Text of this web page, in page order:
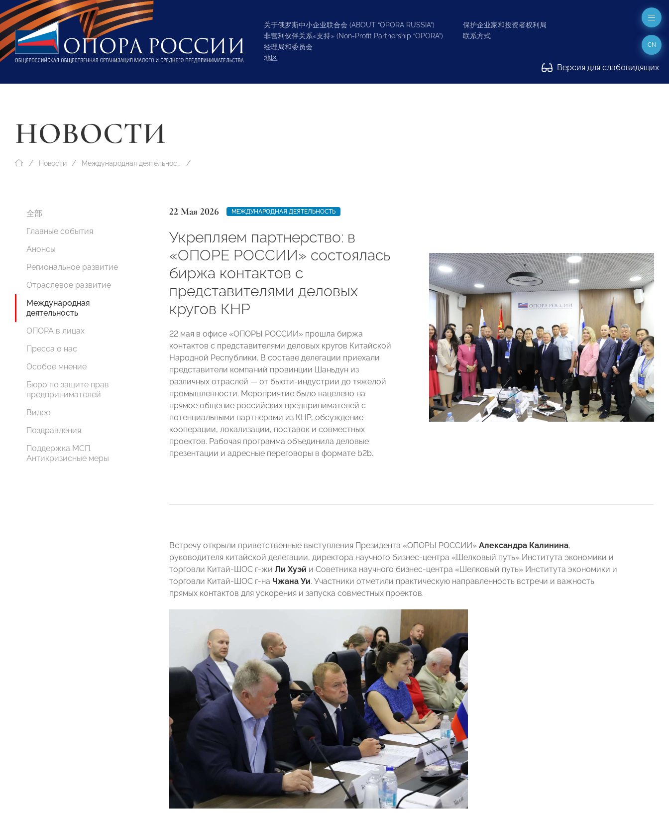
关于俄罗斯中小企业联合会 (ABOUT “OPORA RUSSIA”)
非营利伙伴关系«支持» (Non-Profit Partnership “OPORA”)
经理局和委员会
地区
保护企业家和投资者权利局
联系方式
Версия для слабовидящих
CN
НОВОСТИ
Новости Международная деятельность
全部
Главные события
Анонсы
Региональное развитие
Отраслевое развитие
Международная
деятельность
ОПОРА в лицах
Пресса о нас
Особое мнение
Бюро по защите прав
предпринимателей
Видео
Поздравления
Поддержка МСП.
Антикризисные меры
22 Мая 2026 МЕЖДУНАРОДНАЯ ДЕЯТЕЛЬНОСТЬ
Укрепляем партнерство: в
«ОПОРЕ РОССИИ» состоялась
биржа контактов с
представителями деловых
кругов КНР
22 мая в офисе «ОПОРЫ РОССИИ» прошла биржа
контактов с представителями деловых кругов Китайской
Народной Республики. В составе делегации приехали
представители компаний провинции Шаньдун из
различных отраслей — от бьюти-индустрии до тяжелой
промышленности. Мероприятие было нацелено на
прямое общение российских предпринимателей с
потенциальными партнерами из КНР, обсуждение
кооперации, локализации, поставок и совместных
проектов. Рабочая программа объединила деловые
презентации и адресные переговоры в формате b2b.
Встречу открыли приветственные выступления Президента «ОПОРЫ РОССИИ» Александра Калинина,
руководителя китайской делегации, директора научного бизнес-центра «Шелковый путь» Института экономики и
торговли Китай-ШОС г-жи Ли Хуэй и Советника научного бизнес-центра «Шелковый путь» Института экономики и
торговли Китай-ШОС г-на Чжана Уи. Участники отметили практическую направленность встречи и важность
прямых контактов для ускорения и запуска совместных проектов.